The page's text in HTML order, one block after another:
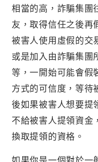
相當的高，詐騙集團
友，取得信任之後再
被害人使用虛假的交
或是加入由詐騙集
等，一開始可能會假
方式的可信度，等待
後如果被害人想要提
不給被害人提領資金
換取提領的資格。